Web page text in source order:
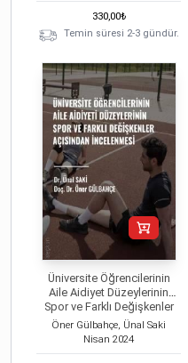
330,00₺
Temin süresi 2-3 gündür.
Üniversite Öğrencilerinin
Aile Aidiyet Düzeylerinin
Spor ve Farklı Değişkenler
Açısından İncelenmesi
Öner Gülbahçe, Ünal Saki
Nisan 2024